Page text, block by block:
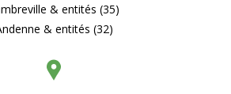
& entités (35)
& entités (32)